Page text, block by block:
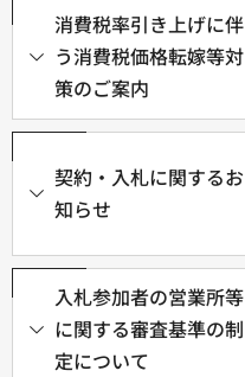
消費税率引き上げに伴
う消費税価格転嫁等対
策のご案内
契約・入札に関するお
知らせ
入札参加者の営業所等
に関する審査基準の制
定について